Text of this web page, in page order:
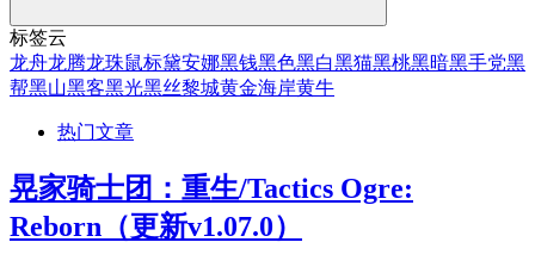
标签云
龙舟龙腾龙珠鼠标黛安娜黑钱黑色黑白黑猫黑桃黑暗黑手党黑
帮黑山黑客黑光黑丝黎城黄金海岸黄牛
热门文章
晃家骑士团：重生/Tactics Ogre:
Reborn（更新v1.07.0）